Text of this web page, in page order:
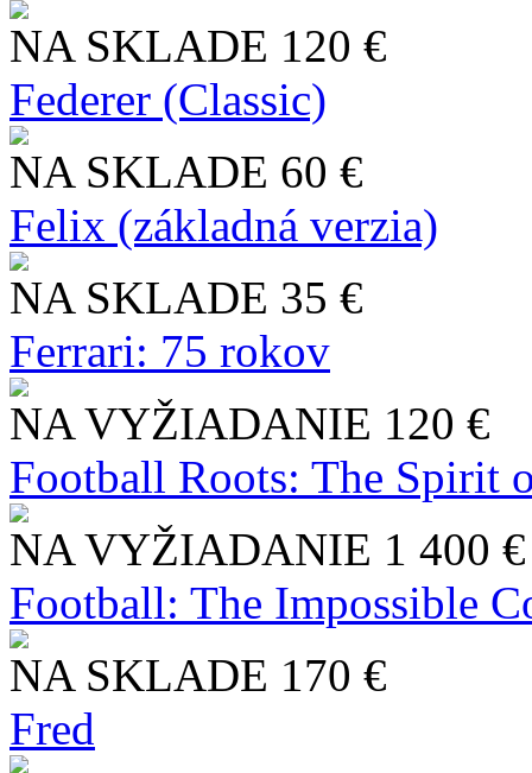
NA SKLADE 120 €
Federer (Classic)
NA SKLADE 60 €
Felix (základná verzia)
NA SKLADE 35 €
Ferrari: 75 rokov
NA VYŽIADANIE 120 €
Football Roots: The Spirit
NA VYŽIADANIE 1 400 €
Football: The Impossible
NA SKLADE 170 €
Fred